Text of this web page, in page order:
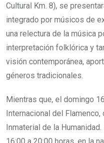
Cultural Km. 8), se
integrado por músicos de
una relectura de la música
interpretación folklórica y
visión contemporánea,
géneros tradicionales.
Mientras que, el domingo
Internacional del
Inmaterial de la
16:00 a 20:00 horas, en la